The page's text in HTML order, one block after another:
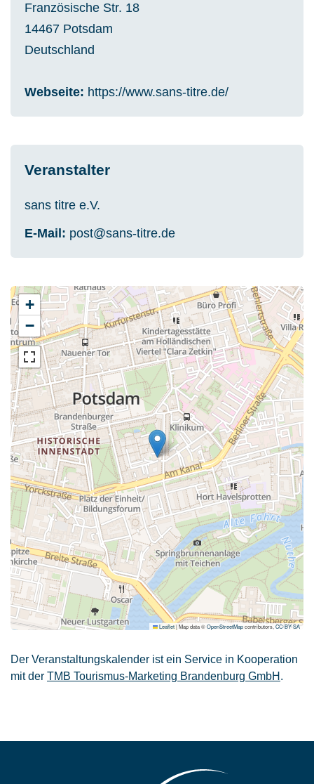
Französische Str. 18
14467 Potsdam
Deutschland
Webseite https://www.sans-titre.de/
Veranstalter
sans titre e.V.
E-Mail
post@sans-titre.de
+
−
Leaflet|Map data ©OpenStreetMapcontributors, CC-BY-SA
Der Veranstaltungskalender ist ein Service in Kooperation
mit der TMB Tourismus-Marketing Brandenburg GmbH .